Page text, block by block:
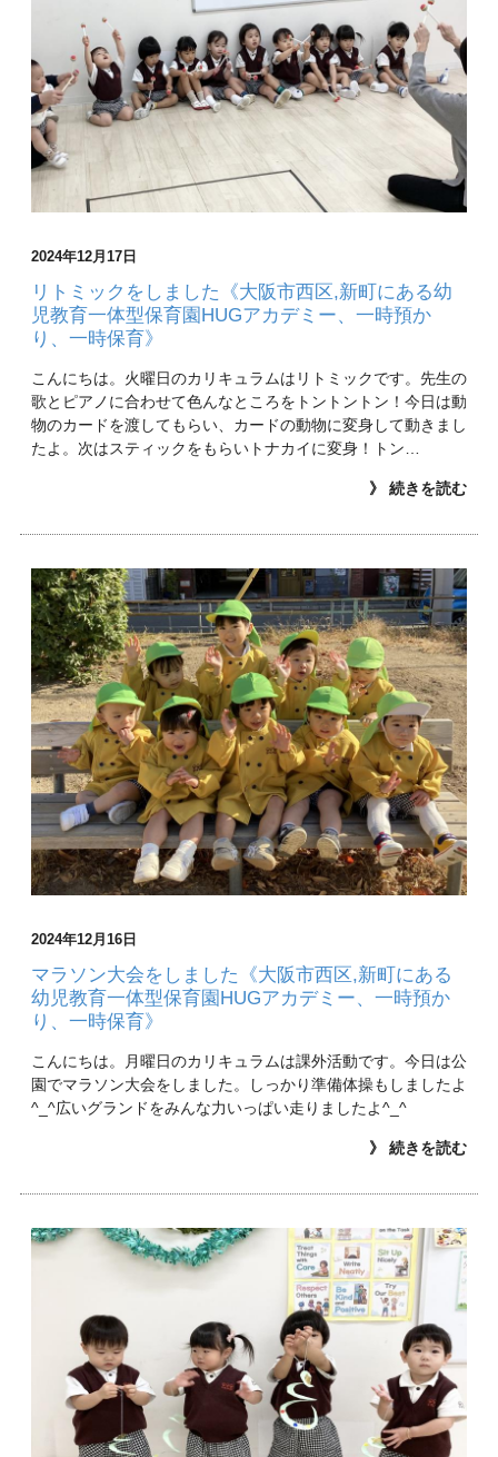
2024年12月17日
リトミックをしました《大阪市西区,新町にある幼
児教育一体型保育園HUGアカデミー、一時預か
り、一時保育》
こんにちは。火曜日のカリキュラムはリトミックです。先生の
歌とピアノに合わせて色んなところをトントントン！今日は動
物のカードを渡してもらい、カードの動物に変身して動きまし
たよ。次はスティックをもらいトナカイに変身！トン…
》 続きを読む
2024年12月16日
マラソン大会をしました《大阪市西区,新町にある
幼児教育一体型保育園HUGアカデミー、一時預か
り、一時保育》
こんにちは。月曜日のカリキュラムは課外活動です。今日は公
園でマラソン大会をしました。しっかり準備体操もしましたよ
^_^広いグランドをみんな力いっぱい走りましたよ^_^
》 続きを読む